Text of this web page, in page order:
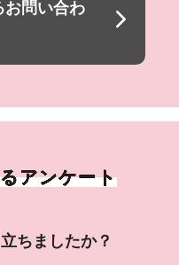
お問い合わ
アンケート
ちましたか？